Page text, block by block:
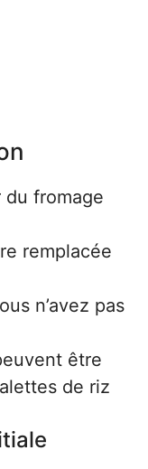
du fromage
remplacée
n’avez pas
être
de riz